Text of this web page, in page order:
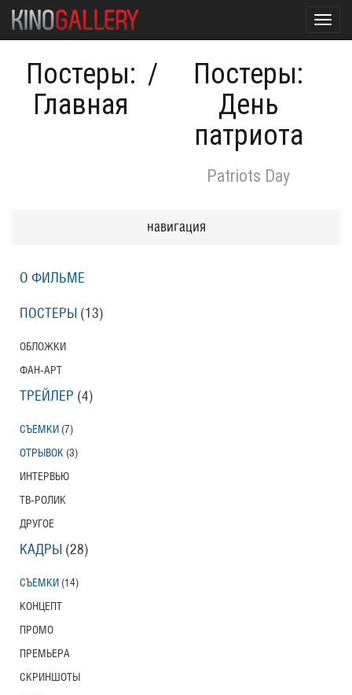
Постеры:
Главная
/
Постеры:
День
патриота
Patriots Day
навигация
О ФИЛЬМЕ
ПОСТЕРЫ (13)
ОБЛОЖКИ
ФАН-АРТ
ТРЕЙЛЕР (4)
СЪЕМКИ (7)
ОТРЫВОК (3)
ИНТЕРВЬЮ
ТВ-РОЛИК
ДРУГОЕ
КАДРЫ (28)
СЪЕМКИ (14)
КОНЦЕПТ
ПРОМО
ПРЕМЬЕРА
СКРИНШОТЫ